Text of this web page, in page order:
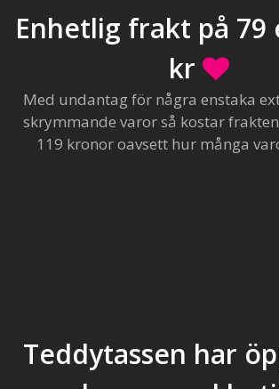
Enhetlig frakt på 79
kr
Med undantag för några enstaka
skrymmande varor så kostar
119 kronor oavsett hur många
Teddytassen har